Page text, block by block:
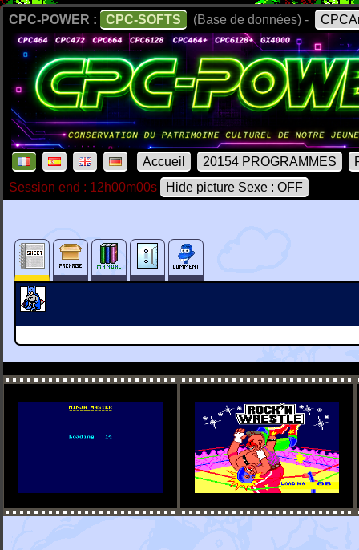
CPC-POWER : CPC-SOFTS (Base de données) -
Accueil 20154 PROGRAMMES
Session end : 12h00m00s
Hide picture Sexe : OFF